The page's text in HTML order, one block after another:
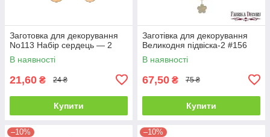
Заготовка для декорування
No113 Набір сердець — 2
В наявності
21,60 ₴ 24 ₴
Купити
Заготівка для декорування
Великодня підвіска-2 #156
В наявності
67,50 ₴ 75 ₴
Купити
–10% –10%